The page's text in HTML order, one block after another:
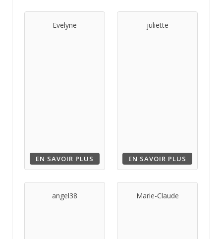
Evelyne
EN SAVOIR PLUS
juliette
EN SAVOIR PLUS
angel38 Marie-Claude